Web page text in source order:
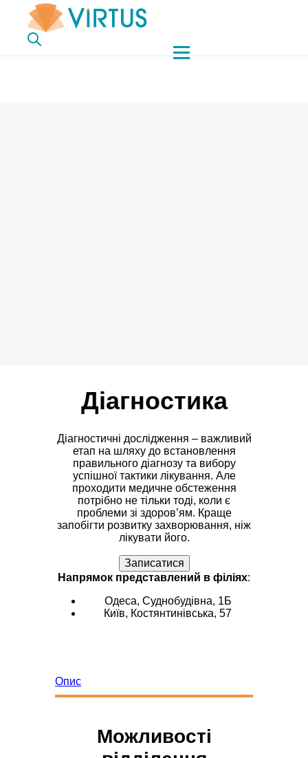
Діагностика
Діагностичні дослідження – важливий
етап на шляху до встановлення
правильного діагнозу та вибору
успішної тактики лікування. Але
проходити медичне обстеження
потрібно не тільки тоді, коли є
проблеми зі здоров’ям. Краще
запобігти розвитку захворювання, ніж
лікувати його.
Записатися
Напрямок представлений в філіях:
Одеса, Суднобудівна, 1Б
Київ, Костянтинівська, 57
Опис
Можливості